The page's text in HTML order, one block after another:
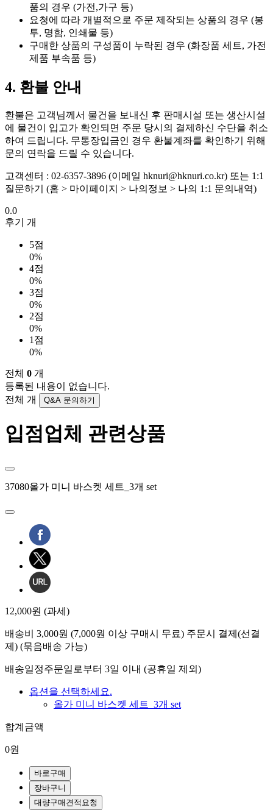
품의 경우 (가전,가구 등)
요청에 따라 개별적으로 주문 제작되는 상품의 경우 (봉
투, 명함, 인쇄물 등)
구매한 상품의 구성품이 누락된 경우 (화장품 세트, 가전
제품 부속품 등)
4. 환불 안내
환불은 고객님께서 물건을 보내신 후 판매시설 또는 생산시설
에 물건이 입고가 확인되면 주문 당시의 결제하신 수단을 취소
하여 드립니다. 무통장입금인 경우 환불계좌를 확인하기 위해
문의 연락을 드릴 수 있습니다.
고객센터 : 02-6357-3896 (이메일 hknuri@hknuri.co.kr) 또는 1:1
질문하기 (홈 > 마이페이지 > 나의정보 > 나의 1:1 문의내역)
0.0
후기 개
5점
0%
4점
0%
3점
0%
2점
0%
1점
0%
전체 0 개
등록된 내용이 없습니다.
전체 개 Q&A 문의하기
입점업체 관련상품
37080올가 미니 바스켓 세트_3개 set
12,000원 (과세)
배송비
3,000원 (7,000원 이상 구매시 무료) 주문시 결제(선결
제) (묶음배송 가능)
배송일정주문일로부터 3일 이내 (공휴일 제외)
옵션을 선택하세요.
올가 미니 바스켓 세트_3개 set
합계금액
0원
바로구매
장바구니
대량구매견적요청